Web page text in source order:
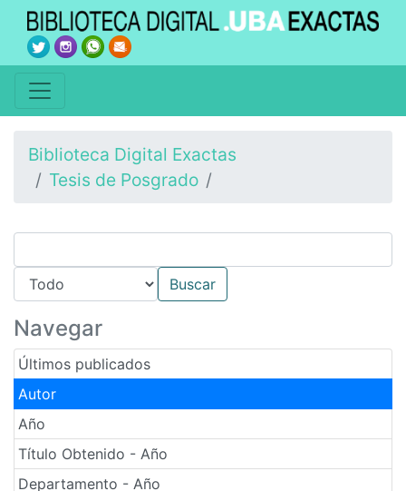
Biblioteca Digital Exactas
Tesis de Posgrado
Navegar
Últimos publicados
Autor
Año
Título Obtenido - Año
Departamento - Año